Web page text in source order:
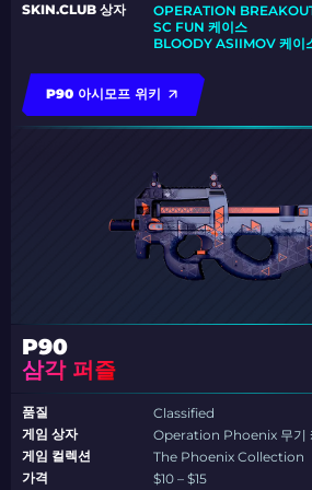
SKIN.CLUB 상자
OPERATION
SC FUN 케이스
BLOODY ASIIMOV 케이
P90 아시모프 위키
P90
삼각 퍼즐
품질
Classified
게임 상자
Operation Phoenix 무기
게임 컬렉션
The Phoenix Collection
가격
$10 – $15